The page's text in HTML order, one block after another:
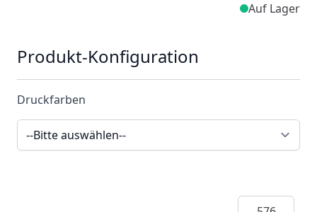
Auf Lager
Produkt-Konfiguration
Druckfarben
Menge